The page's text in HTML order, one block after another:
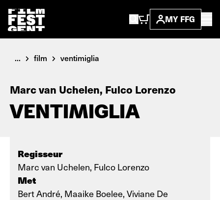
MY FFG
... film ventimiglia
Marc van Uchelen, Fulco Lorenzo
VENTIMIGLIA
Regisseur
Marc van Uchelen, Fulco Lorenzo
Met
Bert André, Maaike Boelee, Viviane De